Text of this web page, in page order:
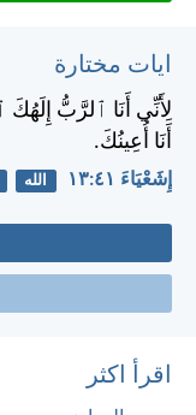
ايات مختارة
لِأَنِّي أَنَا ٱلرَّبُّ
أَنَا أُعِينُكَ.
إِشَعْيَاءَ ٤١:‏١٣ الله
اقرأ اكثر